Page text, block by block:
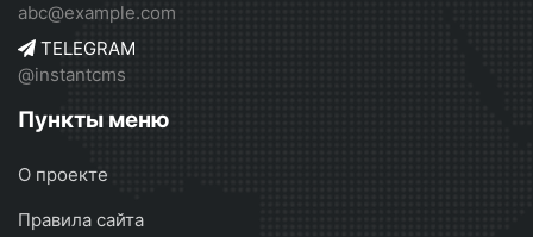
abc@example.com
TELEGRAM
@instantcms
Пункты меню
О проекте
Правила сайта